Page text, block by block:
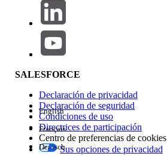
Repercusión de función
Edición
SALESFORCE
Declaración de privacidad
Declaración de seguridad
Condiciones de uso
Directrices de participación
Centro de preferencias de cookies
Sus opciones de privacidad
English
Français
Deutsch